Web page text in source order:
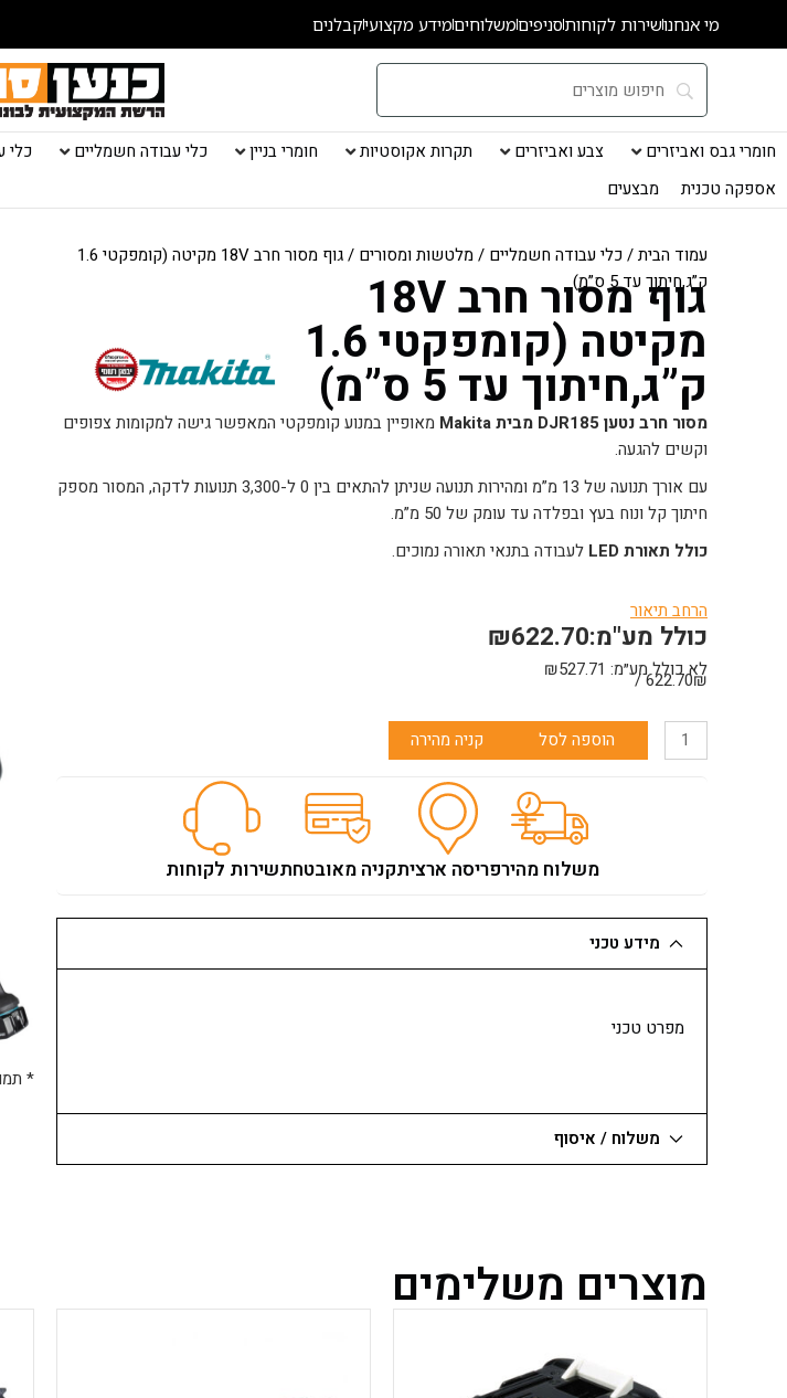
מי אנחנושירות לקוחותסניפיםמשלוחיםמידע מקצועיקבלנים
חומרי גבס ואביזרים צבע ואביזרים תקרות אקוסטיות חומרי בניין כלי עבודה חשמליים כלי
אספקה טכנית
מבצעים
עמוד הבית/כלי עבודה חשמליים /מלטשות ומסורים
/ גוף מסור חרב 18V מקיטה (קומפקטי 1.6
ק”ג,חיתוך עד 5 ס”מ)
גוף מסור חרב 18V
מקיטה (קומפקטי 1.6
ק”ג,חיתוך עד 5 ס”מ)
מסור חרב נטען DJR185 מבית Makita
מאופיין במנוע קומפקטי המאפשר גישה למקומות צפופים
וקשים להגעה.
עם אורך תנועה של 13 מ”מ ומהירות תנועה שניתן להתאים בין 0 ל-3,300 תנועות לדקה, המסור מספק
חיתוך קל ונוח בעץ ובפלדה עד עומק של 50 מ”מ.
כולל תאורת LED
לעבודה בתנאי תאורה נמוכים.
תכונות:
נוחות שימוש:עיצוב קומפקטי וקל משקל, מתאים לשימוש במקומות צפופים.
בטיחות:
תאורת LED לעבודה בטוחה בתנאי תאורה נמוכים.
מערכת הגנת סוללה לשימוש ממושך.
הרחב תיאור
₪622.70כולל מע"מ:
לא כולל מע״מ: ₪527.71
622.70₪ /
כמות
ס"מ)
הוספה לסל קניה מהירה
משלוח מהירפריסה ארציתקניה מאובטחתשירות לקוחות
מידע טכני
מפרט טכני
משלוח / איסוף
*
מוצרים משלימים